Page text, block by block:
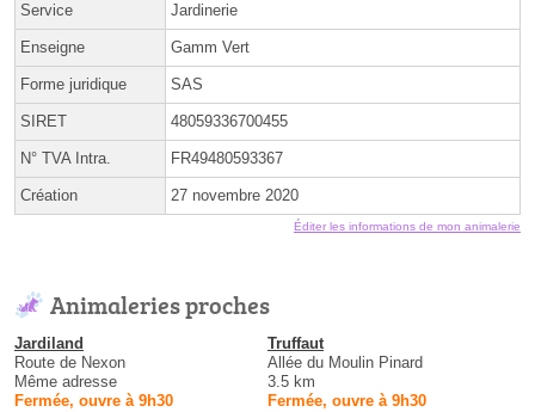
Service Jardinerie
Enseigne Gamm Vert
Forme juridique SAS
SIRET 48059336700455
N° TVA Intra. FR49480593367
Création 27 novembre 2020
Éditer les informations de mon animalerie
Animaleries proches
Jardiland
Route de Nexon
Même adresse
Fermée, ouvre à 9h30
Truffaut
Allée du Moulin Pinard
3.5 km
Fermée, ouvre à 9h30